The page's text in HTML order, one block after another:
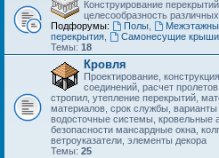
Конструирование
целесообразность
Подфорумы:
Полы,
перекрытия
Самонесущие крыши
Темы: 18
Кровля
Проектирование,
соединений, расчет
стропил, утепление перекрытий,
материалов, срок службы, варианты
водосточные системы, кровельные
безопасности мансардные окна,
ветроуказатели, элементы декора
Темы: 25